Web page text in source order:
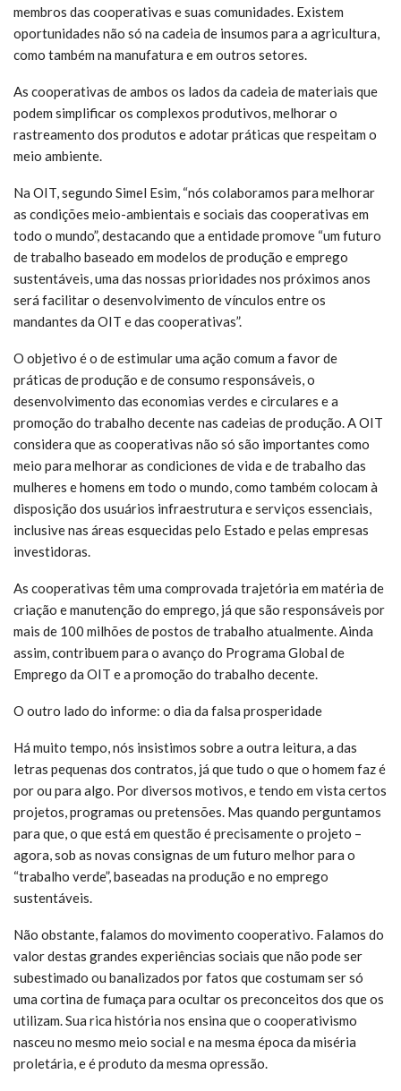
membros das cooperativas e suas comunidades. Existem
oportunidades não só na cadeia de insumos para a agricultura,
como também na manufatura e em outros setores.
As cooperativas de ambos os lados da cadeia de materiais que
podem simplificar os complexos produtivos, melhorar o
rastreamento dos produtos e adotar práticas que respeitam o
meio ambiente.
Na OIT, segundo Simel Esim, “nós colaboramos para melhorar
as condições meio-ambientais e sociais das cooperativas em
todo o mundo”, destacando que a entidade promove “um futuro
de trabalho baseado em modelos de produção e emprego
sustentáveis, uma das nossas prioridades nos próximos anos
será facilitar o desenvolvimento de vínculos entre os
mandantes da OIT e das cooperativas”.
O objetivo é o de estimular uma ação comum a favor de
práticas de produção e de consumo responsáveis, o
desenvolvimento das economias verdes e circulares e a
promoção do trabalho decente nas cadeias de produção. A OIT
considera que as cooperativas não só são importantes como
meio para melhorar as condiciones de vida e de trabalho das
mulheres e homens em todo o mundo, como também colocam à
disposição dos usuários infraestrutura e serviços essenciais,
inclusive nas áreas esquecidas pelo Estado e pelas empresas
investidoras.
As cooperativas têm uma comprovada trajetória em matéria de
criação e manutenção do emprego, já que são responsáveis por
mais de 100 milhões de postos de trabalho atualmente. Ainda
assim, contribuem para o avanço do Programa Global de
Emprego da OIT e a promoção do trabalho decente.
O outro lado do informe: o dia da falsa prosperidade
Há muito tempo, nós insistimos sobre a outra leitura, a das
letras pequenas dos contratos, já que tudo o que o homem faz é
por ou para algo. Por diversos motivos, e tendo em vista certos
projetos, programas ou pretensões. Mas quando perguntamos
para que, o que está em questão é precisamente o projeto –
agora, sob as novas consignas de um futuro melhor para o
“trabalho verde”, baseadas na produção e no emprego
sustentáveis.
Não obstante, falamos do movimento cooperativo. Falamos do
valor destas grandes experiências sociais que não pode ser
subestimado ou banalizados por fatos que costumam ser só
uma cortina de fumaça para ocultar os preconceitos dos que os
utilizam. Sua rica história nos ensina que o cooperativismo
nasceu no mesmo meio social e na mesma época da miséria
proletária, e é produto da mesma opressão.